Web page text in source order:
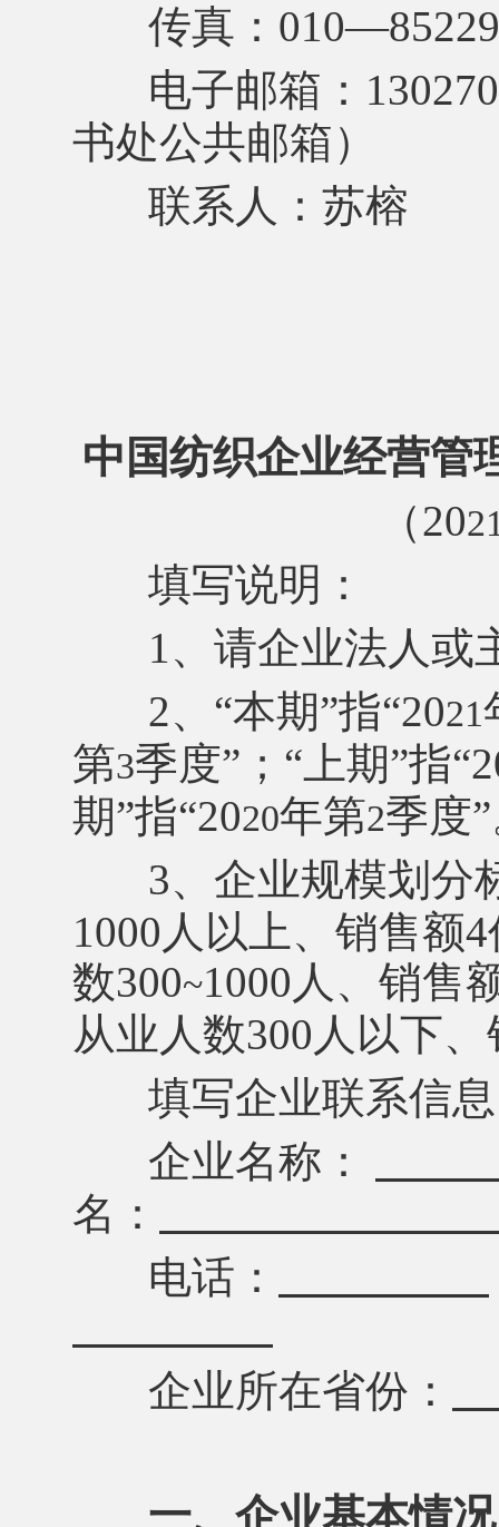
传真：
电子邮箱：
书处公共邮箱）
联系人：苏榕
中国纺织企业经营管
（20
填写说明：
1、请企业法人或
2、“本期”指“2021
第3季度”；“上期”指
期”指“2020年第2季度
3、企业规模划
1000人以上、销售额
数300~1000人、销售
从业人数300人以下
填写企业联系信
企业名称：
名：
电话：
企业所在省份：
一、企业基本情况